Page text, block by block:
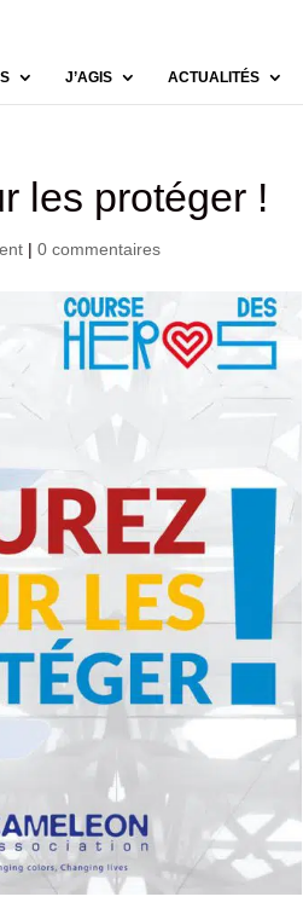
J’AGIS ACTUALITÉS
les protéger !
|0 commentaires